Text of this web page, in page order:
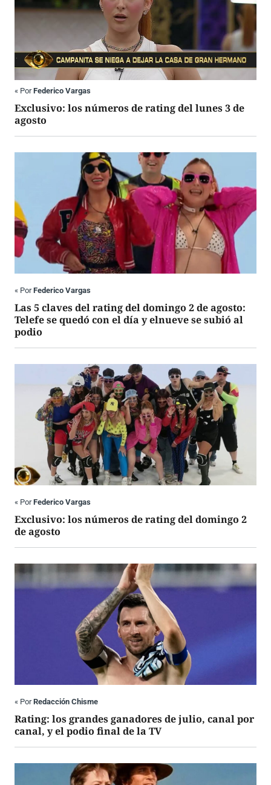
« PorFederico Vargas
Exclusivo: los números de rating del lunes 3 de
agosto
« PorFederico Vargas
Las 5 claves del rating del domingo 2 de agosto:
Telefe se quedó con el día y elnueve se subió al
podio
« PorFederico Vargas
Exclusivo: los números de rating del domingo 2
de agosto
« PorRedacción Chisme
Rating: los grandes ganadores de julio, canal por
canal, y el podio final de la TV